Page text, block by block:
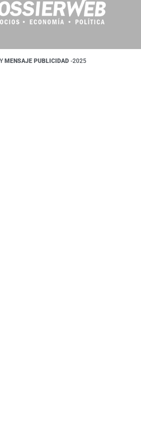
MENSAJE PUBLICIDAD -2025